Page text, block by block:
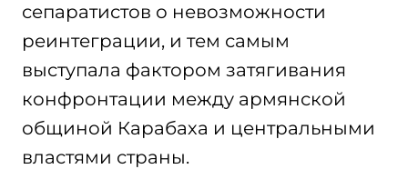
сепаратистов о невозможности
реинтеграции, и тем самым
выступала фактором затягивания
конфронтации между армянской
общиной Карабаха и центральными
властями страны.